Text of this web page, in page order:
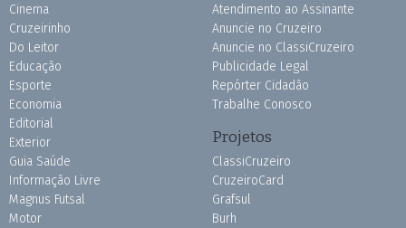
Cinema
Cruzeirinho
Do Leitor
Educação
Esporte
Economia
Editorial
Exterior
Guia Saúde
Informação Livre
Magnus Futsal
Motor
Atendimento ao Assinante
Anuncie no Cruzeiro
Anuncie no ClassiCruzeiro
Publicidade Legal
Repórter Cidadão
Trabalhe Conosco
Projetos
ClassiCruzeiro
CruzeiroCard
Grafsul
Burh